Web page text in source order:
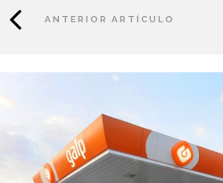
ANTERIOR ARTÍCULO